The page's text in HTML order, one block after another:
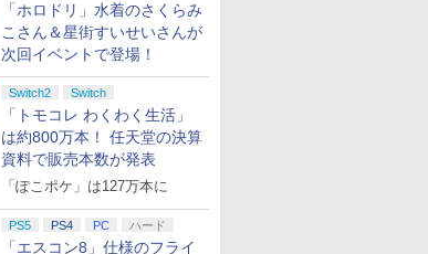
「ホロドリ」水着のさくらみ
こさん＆星街すいせいさんが
次回イベントで登場！
Switch2 Switch
「トモコレ わくわく生活」
は約800万本！ 任天堂の決算
資料で販売本数が発表
「ぽこポケ」は127万本に
PS5 PS4 PC ハード
「エスコン8」仕様のフライ